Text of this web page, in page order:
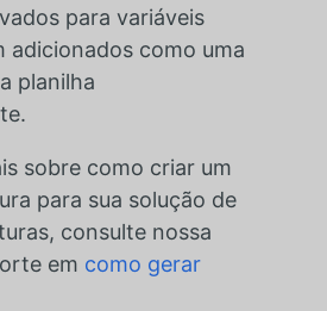
para variáveis
adicionados como uma
planilha
sobre como criar um
para sua solução de
consulte nossa
em como gerar